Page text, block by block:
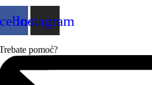
Instagram
pomoć?